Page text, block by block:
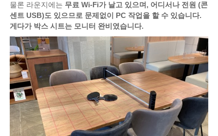
물론 라운지에는 무료 Wi-Fi가 날고 있으며, 어디서나 전원 (콘
센트 USB)도 있으므로 문제없이 PC 작업을 할 수 있습니다.
게다가 박스 시트는 모니터 완비였습니다.